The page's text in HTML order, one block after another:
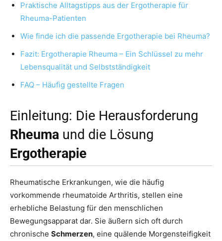
Praktische Alltagstipps aus der Ergotherapie für
Rheuma-Patienten
Wie finde ich die passende Ergotherapie bei Rheuma?
Fazit: Ergotherapie Rheuma – Ein Schlüssel zu mehr
Lebensqualität und Selbstständigkeit
FAQ – Häufig gestellte Fragen
Einleitung: Die Herausforderung
Rheuma und die Lösung
Ergotherapie
Rheumatische Erkrankungen, wie die häufig
vorkommende rheumatoide Arthritis, stellen eine
erhebliche Belastung für den menschlichen
Bewegungsapparat dar. Sie äußern sich oft durch
chronische Schmerzen, eine quälende Morgensteifigkeit